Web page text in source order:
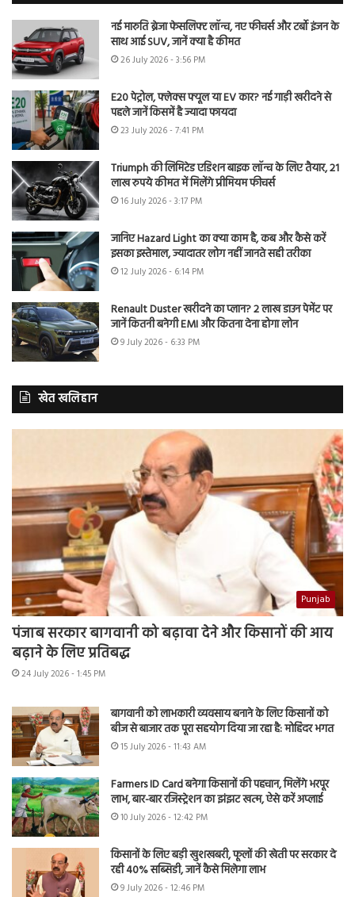
नई मारुति ब्रेजा फेसलिफ्ट लॉन्च, नए फीचर्स और टर्बो इंजन के
साथ आई SUV, जानें क्या है कीमत
26 July 2026 - 3:56 PM
E20 पेट्रोल, फ्लेक्स फ्यूल या EV कार? नई गाड़ी खरीदने से
पहले जानें किसमें है ज्यादा फायदा
23 July 2026 - 7:41 PM
Triumph की लिमिटेड एडिशन बाइक लॉन्च के लिए तैयार, 21
लाख रुपये कीमत में मिलेंगे प्रीमियम फीचर्स
16 July 2026 - 3:17 PM
जानिए Hazard Light का क्या काम है, कब और कैसे करें
इसका इस्तेमाल, ज्यादातर लोग नहीं जानते सही तरीका
12 July 2026 - 6:14 PM
Renault Duster खरीदने का प्लान? 2 लाख डाउन पेमेंट पर
जानें कितनी बनेगी EMI और कितना देना होगा लोन
9 July 2026 - 6:33 PM
खेत खलिहान
Punjab
पंजाब सरकार बागवानी को बढ़ावा देने और किसानों की आय
बढ़ाने के लिए प्रतिबद्ध
24 July 2026 - 1:45 PM
बागवानी को लाभकारी व्यवसाय बनाने के लिए किसानों को
बीज से बाजार तक पूरा सहयोग दिया जा रहा है: मोहिंदर भगत
15 July 2026 - 11:43 AM
Farmers ID Card बनेगा किसानों की पहचान, मिलेंगे भरपूर
लाभ, बार-बार रजिस्ट्रेशन का झंझट खत्म, ऐसे करें अप्लाई
10 July 2026 - 12:42 PM
किसानों के लिए बड़ी खुशखबरी, फूलों की खेती पर सरकार दे
रही 40% सब्सिडी, जानें कैसे मिलेगा लाभ
9 July 2026 - 12:46 PM